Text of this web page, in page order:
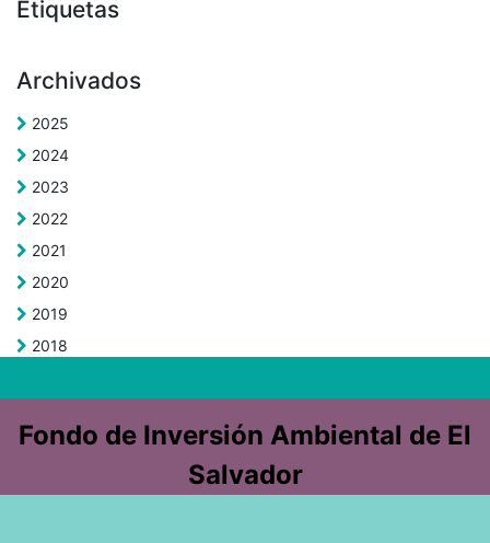
Etiquetas
Archivados
2025
2024
2023
2022
2021
2020
2019
2018
Fondo de Inversión Ambiental de El
Salvador